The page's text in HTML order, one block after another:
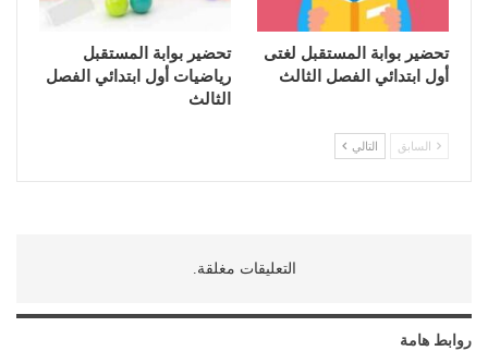
تحضير بوابة المستقبل لغتى
أول ابتدائي الفصل الثالث
تحضير بوابة المستقبل
رياضيات أول ابتدائي الفصل
الثالث
السابق التالي
التعليقات مغلقة.
روابط هامة